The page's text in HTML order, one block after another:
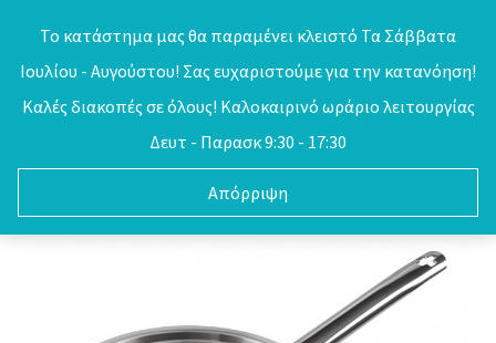
Το κατάστημα μας θα παραμένει κλειστό Τα Σάββατα
Ιουλίου - Αυγούστου! Σας ευχαριστούμε για την κατανόηση!
Καλές διακοπές σε όλους! Καλοκαιρινό ωράριο λειτουργίας
Δευτ - Παρασκ 9:30 - 17:30
Απόρριψη
0